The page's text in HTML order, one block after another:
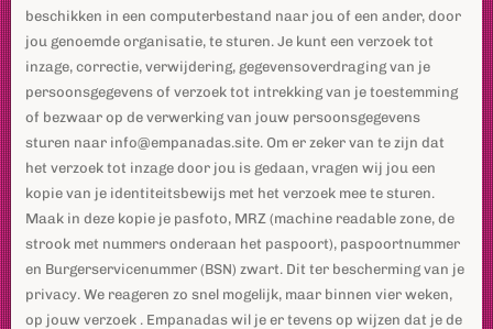
beschikken in een computerbestand naar jou of een ander, door
jou genoemde organisatie, te sturen. Je kunt een verzoek tot
inzage, correctie, verwijdering, gegevensoverdraging van je
persoonsgegevens of verzoek tot intrekking van je toestemming
of bezwaar op de verwerking van jouw persoonsgegevens
sturen naar info@empanadas.site. Om er zeker van te zijn dat
het verzoek tot inzage door jou is gedaan, vragen wij jou een
kopie van je identiteitsbewijs met het verzoek mee te sturen.
Maak in deze kopie je pasfoto, MRZ (machine readable zone, de
strook met nummers onderaan het paspoort), paspoortnummer
en Burgerservicenummer (BSN) zwart. Dit ter bescherming van je
privacy. We reageren zo snel mogelijk, maar binnen vier weken,
op jouw verzoek . Empanadas wil je er tevens op wijzen dat je de